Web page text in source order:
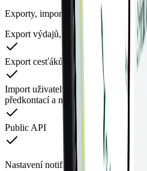
Exporty, importy a API
Export výdajů, transakcí, uživatelů
Export cesťáků a knihy jízd do
Import uživatelů, projektů, vozidel,
předkontací a nákl. středisek
Public API
Nastavení notifikací